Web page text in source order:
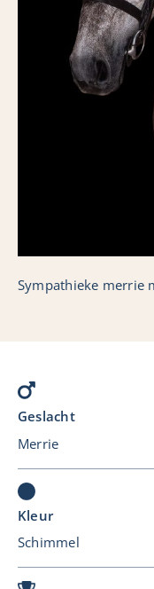
Sympathieke merrie
Geslacht
Merrie
Kleur
Schimmel